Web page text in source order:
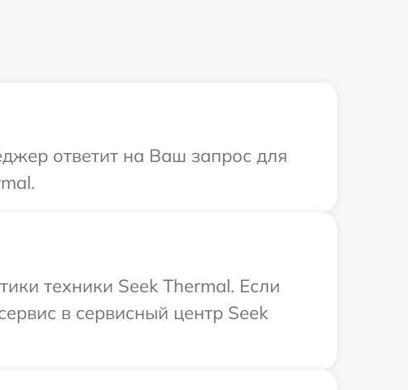
ответит на Ваш запрос для
техники Seek Thermal. Если
в сервисный центр Seek